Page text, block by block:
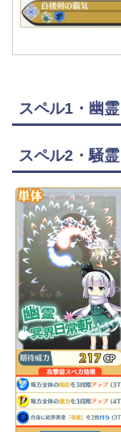
スペル1・幽
スペル2・騒